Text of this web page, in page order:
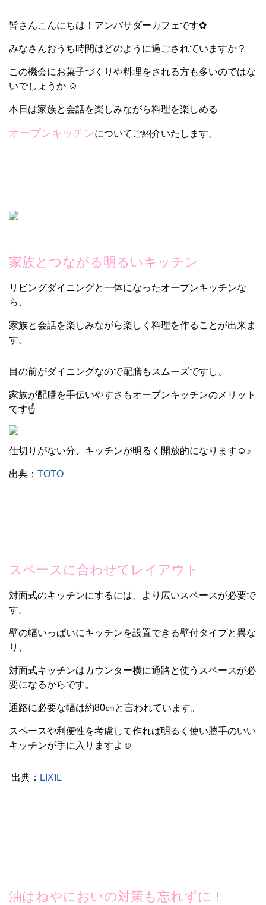
皆さんこんにちは！アンバサダーカフェです✿
みなさんおうち時間はどのように過ごされていますか？
この機会にお菓子づくりや料理をされる方も多いのではな
いでしょうか ☺
本日は家族と会話を楽しみながら料理を楽しめる
オープンキッチンについてご紹介いたします。
家族とつながる明るいキッチン
リビングダイニングと一体になったオープンキッチンな
ら、
家族と会話を楽しみながら楽しく料理を作ることが出来ま
す。
目の前がダイニングなので配膳もスムーズですし、
家族が配膳を手伝いやすさもオープンキッチンのメリット
です☝
仕切りがない分、キッチンが明るく開放的になります☺♪
出典： TOTO
スペースに合わせてレイアウト
対面式のキッチンにするには、より広いスペースが必要で
す。
壁の幅いっぱいにキッチンを設置できる壁付タイプと異な
り、
対面式キッチンはカウンター横に通路と使うスペースが必
要になるからです。
通路に必要な幅は約80㎝と言われています。
スペースや利便性を考慮して作れば明るく使い勝手のいい
キッチンが手に入りますよ☺
出典： LIXIL
油はねやにおいの対策も忘れずに！